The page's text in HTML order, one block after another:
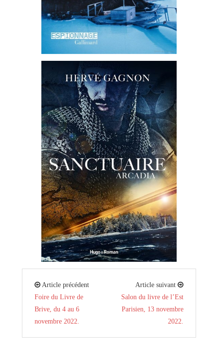
Article précédent
Foire du Livre de
Brive, du 4 au 6
novembre 2022.
Article suivant
Salon du livre de l’Est
Parisien, 13 novembre
2022.